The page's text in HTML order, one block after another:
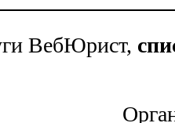
ВебЮрист,